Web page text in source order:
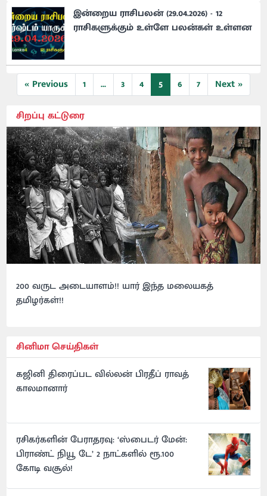
இன்றைய ராசிபலன் (29.04.2026) - 12
ராசிகளுக்கும் உள்ளே பலன்கள் உள்ளன
« Previous 1 ... 3 4 5 6 7
Next »
சிறப்பு கட்டுரை
200 வருட அடையாளம்!! யார் இந்த மலையகத்
தமிழர்கள்!!
சினிமா செய்திகள்
கஜினி திரைப்பட வில்லன் பிரதீப் ராவத்
காலமானார்
ரசிகர்களின் பேராதரவு: ‘ஸ்பைடர் மேன்:
பிராண்ட் நியூ டே’ 2 நாட்களில் ரூ.100
கோடி வசூல்!